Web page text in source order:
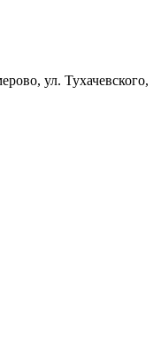
ул. Тухачевского,